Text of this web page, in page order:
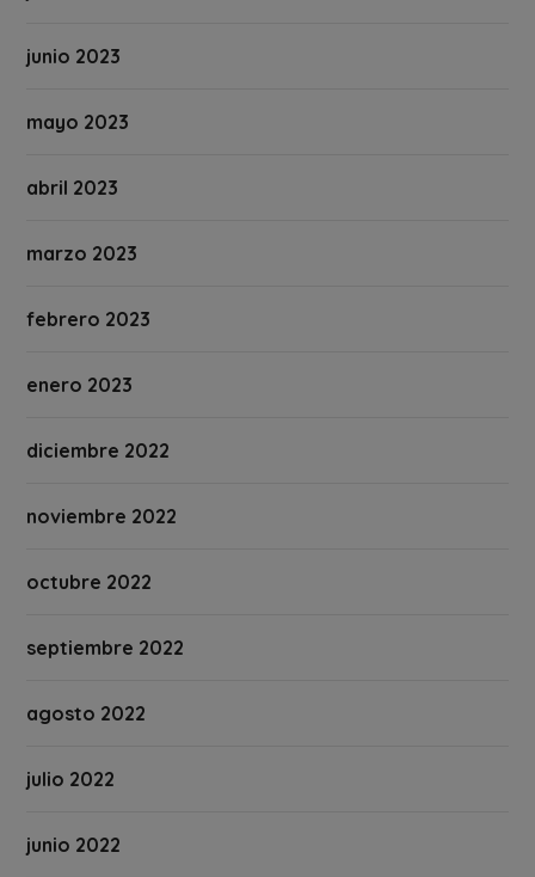
junio 2023
mayo 2023
abril 2023
marzo 2023
febrero 2023
enero 2023
diciembre 2022
noviembre 2022
octubre 2022
septiembre 2022
agosto 2022
julio 2022
junio 2022